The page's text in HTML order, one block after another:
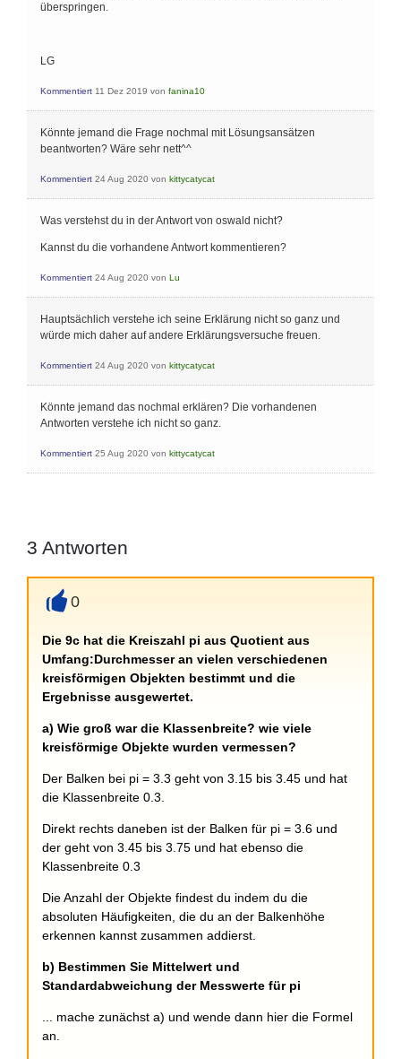
überspringen.
LG
Kommentiert 11 Dez 2019 von fanina10
Könnte jemand die Frage nochmal mit Lösungsansätzen
beantworten? Wäre sehr nett^^
Kommentiert 24 Aug 2020 von kittycatycat
Was verstehst du in der Antwort von oswald nicht?
Kannst du die vorhandene Antwort kommentieren?
Kommentiert 24 Aug 2020 von Lu
Hauptsächlich verstehe ich seine Erklärung nicht so ganz und
würde mich daher auf andere Erklärungsversuche freuen.
Kommentiert 24 Aug 2020 von kittycatycat
Könnte jemand das nochmal erklären? Die vorhandenen
Antworten verstehe ich nicht so ganz.
Kommentiert 25 Aug 2020 von kittycatycat
3 Antworten
+
0
Die 9c hat die Kreiszahl pi aus Quotient aus
Umfang:Durchmesser an vielen verschiedenen
kreisförmigen Objekten bestimmt und die
Ergebnisse ausgewertet.
a) Wie groß war die Klassenbreite? wie viele
kreisförmige Objekte wurden vermessen?
Der Balken bei pi = 3.3 geht von 3.15 bis 3.45 und hat
die Klassenbreite 0.3.
Direkt rechts daneben ist der Balken für pi = 3.6 und
der geht von 3.45 bis 3.75 und hat ebenso die
Klassenbreite 0.3
Die Anzahl der Objekte findest du indem du die
absoluten Häufigkeiten, die du an der Balkenhöhe
erkennen kannst zusammen addierst.
b) Bestimmen Sie Mittelwert und
Standardabweichung der Messwerte für pi
... mache zunächst a) und wende dann hier die Formel
an.